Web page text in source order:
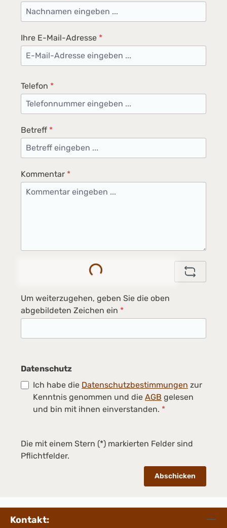
Ihre E-Mail-Adresse *
Telefon *
Betreff *
Kommentar *
Loading...
Um weiterzugehen, geben Sie die oben
abgebildeten Zeichen ein *
Datenschutz
Ich habe die Datenschutzbestimmungen zur
Kenntnis genommen und die AGB gelesen
und bin mit ihnen einverstanden. *
Die mit einem Stern (*) markierten Felder sind
Pflichtfelder.
Abschicken
Kontakt: